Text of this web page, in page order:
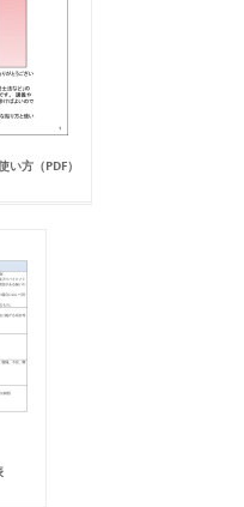
方（PDF）